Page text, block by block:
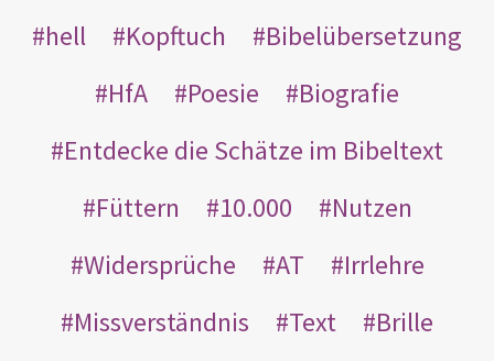
hell
Kopftuch
Bibelübersetzung
HfA
Poesie
Biografie
Entdecke die Schätze im Bibeltext
Füttern
10.000
Nutzen
Widersprüche
AT
Irrlehre
Missverständnis
Text
Brille